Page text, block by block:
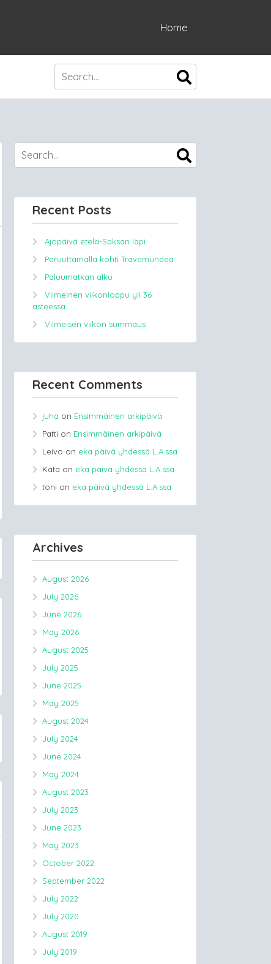
Home
Recent Posts
Ajopäivä etelä-Saksan läpi
Peruuttamalla kohti Travemündea
Paluumatkan alku
Viimeinen viikonloppu yli 36
asteessa.
Viimeisen viikon summaus
Recent Comments
juha on Ensimmäinen arkipäivä
Patti on Ensimmäinen arkipäivä
Leivo on eka päivä yhdessä L.A.ssa
Kata on eka päivä yhdessä L.A.ssa
toni on eka päivä yhdessä L.A.ssa
Archives
August 2026
July 2026
June 2026
May 2026
August 2025
July 2025
June 2025
May 2025
August 2024
July 2024
June 2024
May 2024
August 2023
July 2023
June 2023
May 2023
October 2022
September 2022
July 2022
July 2020
August 2019
July 2019